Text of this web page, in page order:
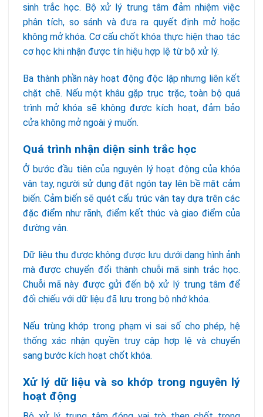
sinh trắc học. Bộ xử lý trung tâm đảm nhiệm việc
phân tích, so sánh và đưa ra quyết định mở hoặc
không mở khóa. Cơ cấu chốt khóa thực hiện thao tác
cơ học khi nhận được tín hiệu hợp lệ từ bộ xử lý.
Ba thành phần này hoạt động độc lập nhưng liên kết
chặt chẽ. Nếu một khâu gặp trục trặc, toàn bộ quá
trình mở khóa sẽ không được kích hoạt, đảm bảo
cửa không mở ngoài ý muốn.
Quá trình nhận diện sinh trắc học
Ở bước đầu tiên của nguyên lý hoạt động của khóa
vân tay, người sử dụng đặt ngón tay lên bề mặt cảm
biến. Cảm biến sẽ quét cấu trúc vân tay dựa trên các
đặc điểm như rãnh, điểm kết thúc và giao điểm của
đường vân.
Dữ liệu thu được không được lưu dưới dạng hình ảnh
mà được chuyển đổi thành chuỗi mã sinh trắc học.
Chuỗi mã này được gửi đến bộ xử lý trung tâm để
đối chiếu với dữ liệu đã lưu trong bộ nhớ khóa.
Nếu trùng khớp trong phạm vi sai số cho phép, hệ
thống xác nhận quyền truy cập hợp lệ và chuyển
sang bước kích hoạt chốt khóa.
Xử lý dữ liệu và so khớp trong nguyên lý
hoạt động